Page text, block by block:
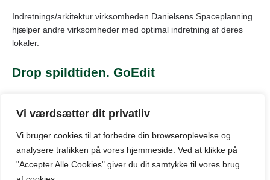
Vi værdsætter dit privatliv
Vi bruger cookies til at forbedre din browseroplevelse og
analysere trafikken på vores hjemmeside Ved at klikke på
"Accepter Alle Cookies" giver du dit samtykke til vores brug
Indretnings/arkitektur virksomheden Danielsens Spaceplanning
hjælper andre virksomheder med optimal indretning af deres
lokaler.
Drop spildtiden. GoEdit
gennemgang og redigering af dokumenter, billeder, opslag og
© Kontor-odense.dk: Oversigt over markedet for kontorlokaler til